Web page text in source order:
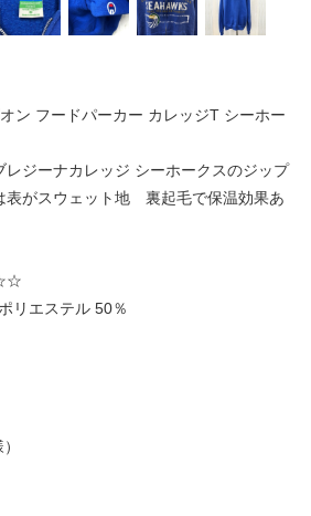
ン フードパーカー カレッジT シーホー
レジーナカレッジ シーホークスのジップ
がスウェット地 裏起毛で保温効果あ
リエステル 50％